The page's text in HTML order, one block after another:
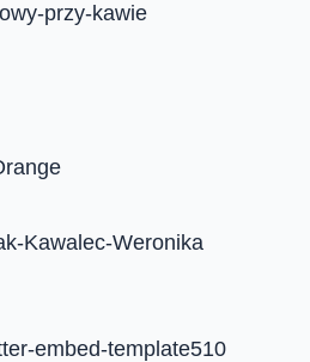
przy-kawie
Kawalec-Weronika
embed-template510